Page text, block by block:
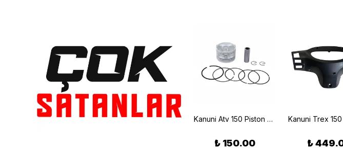
Kanuni Kanuni
Kanuni Atv 150 Piston Set Orjinal
₺ 150.00 ₺